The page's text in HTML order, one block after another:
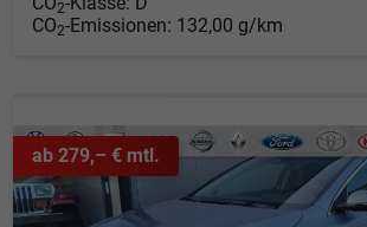
2
CO2-Emissionen: 132,00 g/km
ab 279,– € mtl.